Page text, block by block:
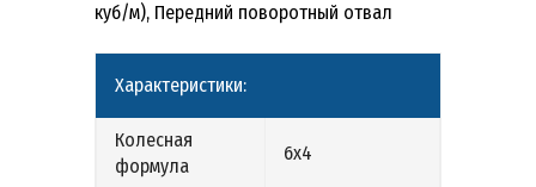
куб/м), Передний поворотный отвал
Характеристики:
Колесная
формула
6х4